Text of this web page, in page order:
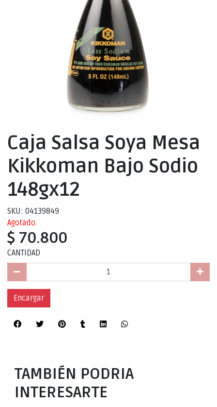
Caja Salsa Soya Mesa
Kikkoman Bajo Sodio
148gx12
SKU: 04139849
Agotado.
$ 70.800
CANTIDAD
Encargar
TAMBIÉN PODRIA
INTERESARTE